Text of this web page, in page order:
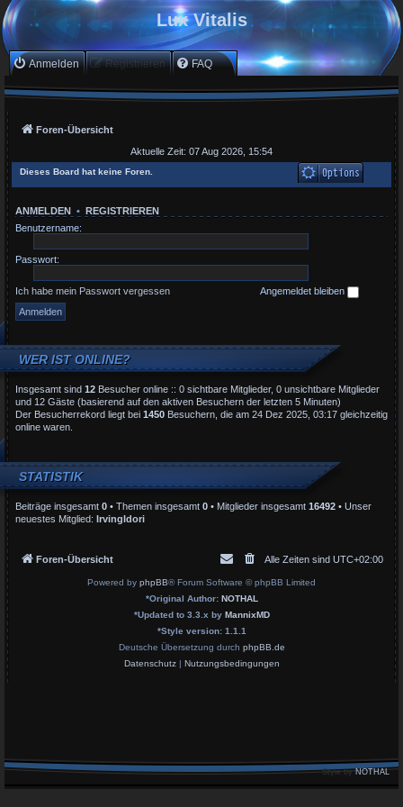
Lux Vitalis
Anmelden Registrieren FAQ
Foren-Übersicht
Aktuelle Zeit: 07 Aug 2026, 15:54
Dieses Board hat keine Foren.
ANMELDEN • REGISTRIEREN
Benutzername:
Passwort:
Ich habe mein Passwort vergessen Angemeldet bleiben
WER IST ONLINE?
Insgesamt sind 12 Besucher online :: 0 sichtbare Mitglieder, 0 unsichtbare Mitglieder
und 12 Gäste (basierend auf den aktiven Besuchern der letzten 5 Minuten)
Der Besucherrekord liegt bei 1450 Besuchern, die am 24 Dez 2025, 03:17 gleichzeitig
online waren.
STATISTIK
Beiträge insgesamt 0 • Themen insgesamt 0 • Mitglieder insgesamt 16492 • Unser
neuestes Mitglied: IrvingIdori
Foren-Übersicht Alle Zeiten sind UTC+02:00
Powered by phpBB® Forum Software © phpBB Limited
*Original Author: NOTHAL
*Updated to 3.3.x by MannixMD
*Style version: 1.1.1
Deutsche Übersetzung durch phpBB.de
Datenschutz| Nutzungsbedingungen
Style byNOTHAL